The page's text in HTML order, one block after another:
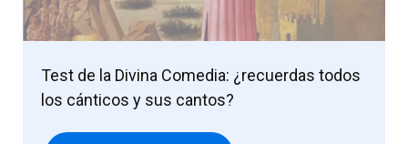
Test de la Divina Comedia: ¿recuerdas todos
los cánticos y sus cantos?